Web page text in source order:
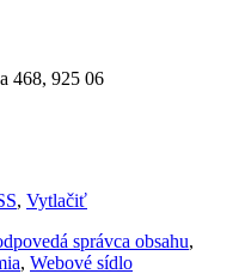
468, 925 06
, Vytlačiť
správca obsahu,
, Webové sídlo